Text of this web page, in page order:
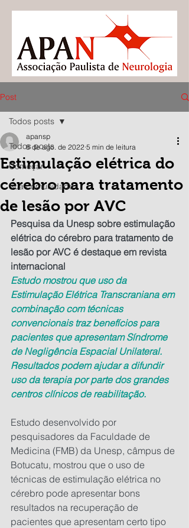
Post
Todos posts
Começar
Sua comunidade
Todos posts
Estimulação elétrica do
cérebro para tratamento
de lesão por AVC
apansp
8 de ago. de 2022 5 min de leitura
Pesquisa da Unesp sobre estimulação
elétrica do cérebro para tratamento de
lesão por AVC é destaque em revista
internacional
Estudo mostrou que uso da
Estimulação Elétrica Transcraniana em
combinação com técnicas
convencionais traz benefícios para
pacientes que apresentam Síndrome
de Negligência Espacial Unilateral.
Resultados podem ajudar a difundir
uso da terapia por parte dos grandes
centros clínicos de reabilitação.
Estudo desenvolvido por
pesquisadores da Faculdade de
Medicina (FMB) da Unesp, câmpus de
Botucatu, mostrou que o uso de
técnicas de estimulação elétrica no
cérebro pode apresentar bons
resultados na recuperação de
pacientes que apresentam certo tipo